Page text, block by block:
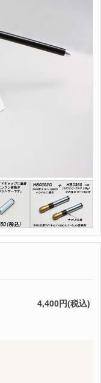
4,400円(税込)